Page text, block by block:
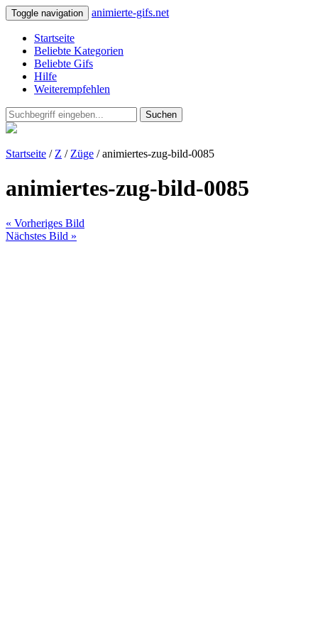
Toggle navigation animierte-gifs.net
Startseite
Beliebte Kategorien
Beliebte Gifs
Hilfe
Weiterempfehlen
Suchen
Startseite / Z / Züge / animiertes-zug-bild-0085
animiertes-zug-bild-0085
« Vorheriges Bild
Nächstes Bild »